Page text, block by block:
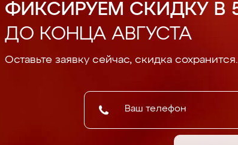
ФИКСИРУЕМ СКИДКУ В
ДО КОНЦА АВГУСТА
Оставьте заявку сейчас, скидка сохранится.